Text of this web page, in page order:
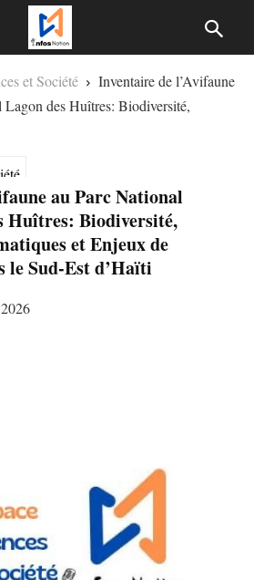
et Société
Inventaire de l’Avifaune
des Huîtres: Biodiversité,
au Parc National
Huîtres: Biodiversité,
et Enjeux de
le Sud-Est d’Haïti